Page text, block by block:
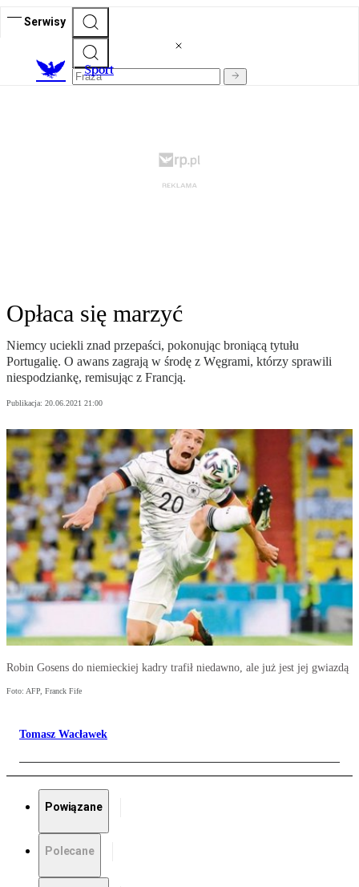
Serwisy
Sport
Opłaca się marzyć
Niemcy uciekli znad przepaści, pokonując broniącą tytułu
Portugalię. O awans zagrają w środę z Węgrami, którzy sprawili
niespodziankę, remisując z Francją.
Publikacja: 20.06.2021 21:00
Robin Gosens do niemieckiej kadry trafił niedawno, ale już jest jej gwiazdą
Foto: AFP, Franck Fife
Tomasz Wacławek
Powiązane
Polecane